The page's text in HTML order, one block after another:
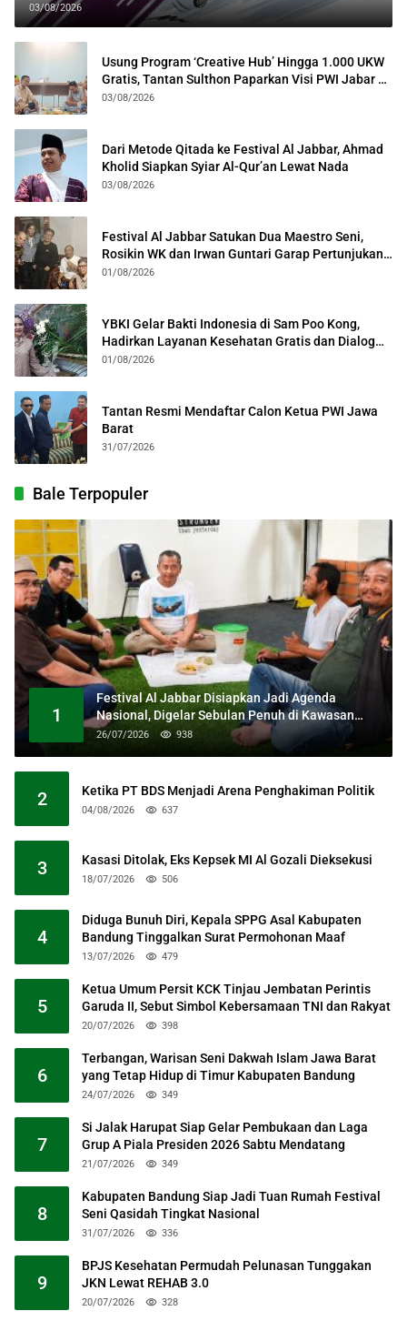
03/08/2026
Usung Program ‘Creative Hub’ Hingga 1.000 UKW
Gratis, Tantan Sulthon Paparkan Visi PWI Jabar di
Kota Bogor
03/08/2026
Dari Metode Qitada ke Festival Al Jabbar, Ahmad
Kholid Siapkan Syiar Al-Qur’an Lewat Nada
03/08/2026
Festival Al Jabbar Satukan Dua Maestro Seni,
Rosikin WK dan Irwan Guntari Garap Pertunjukan
Kolosal
01/08/2026
YBKI Gelar Bakti Indonesia di Sam Poo Kong,
Hadirkan Layanan Kesehatan Gratis dan Dialog
Kebangsaan
01/08/2026
Tantan Resmi Mendaftar Calon Ketua PWI Jawa
Barat
31/07/2026
Bale Terpopuler
1
Festival Al Jabbar Disiapkan Jadi Agenda
Nasional, Digelar Sebulan Penuh di Kawasan
Masjid Raya Al Jabbar
26/07/2026 938
2 Ketika PT BDS Menjadi Arena Penghakiman Politik
04/08/2026 637
3 Kasasi Ditolak, Eks Kepsek MI Al Gozali Dieksekusi
18/07/2026 506
4
Diduga Bunuh Diri, Kepala SPPG Asal Kabupaten
Bandung Tinggalkan Surat Permohonan Maaf
13/07/2026 479
5
Ketua Umum Persit KCK Tinjau Jembatan Perintis
Garuda II, Sebut Simbol Kebersamaan TNI dan Rakyat
20/07/2026 398
6
Terbangan, Warisan Seni Dakwah Islam Jawa Barat
yang Tetap Hidup di Timur Kabupaten Bandung
24/07/2026 349
7
Si Jalak Harupat Siap Gelar Pembukaan dan Laga
Grup A Piala Presiden 2026 Sabtu Mendatang
21/07/2026 349
8
Kabupaten Bandung Siap Jadi Tuan Rumah Festival
Seni Qasidah Tingkat Nasional
31/07/2026 336
9
BPJS Kesehatan Permudah Pelunasan Tunggakan
JKN Lewat REHAB 3.0
20/07/2026 328